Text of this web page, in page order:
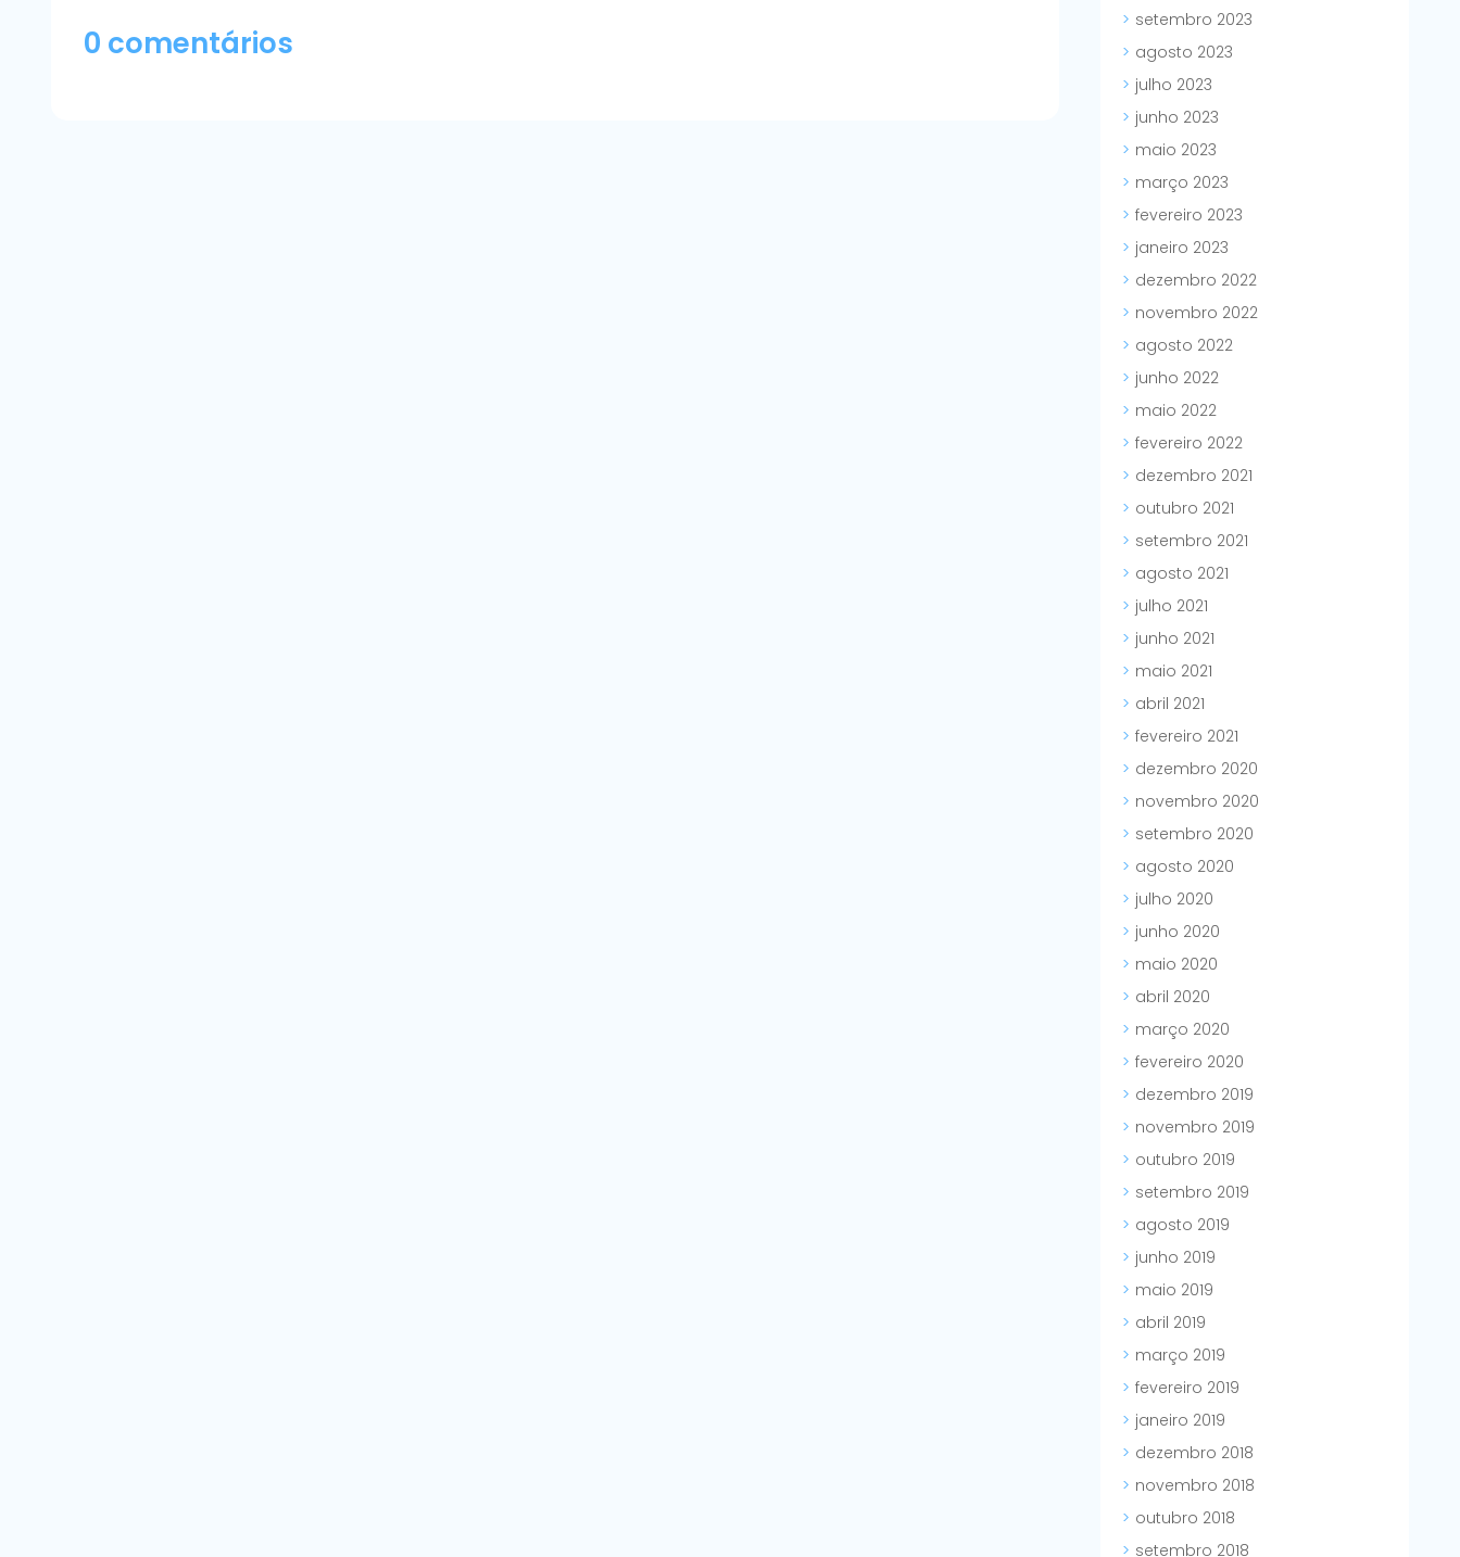
0 comentários
setembro 2023
agosto 2023
julho 2023
junho 2023
maio 2023
março 2023
fevereiro 2023
janeiro 2023
dezembro 2022
novembro 2022
agosto 2022
junho 2022
maio 2022
fevereiro 2022
dezembro 2021
outubro 2021
setembro 2021
agosto 2021
julho 2021
junho 2021
maio 2021
abril 2021
fevereiro 2021
dezembro 2020
novembro 2020
setembro 2020
agosto 2020
julho 2020
junho 2020
maio 2020
abril 2020
março 2020
fevereiro 2020
dezembro 2019
novembro 2019
outubro 2019
setembro 2019
agosto 2019
junho 2019
maio 2019
abril 2019
março 2019
fevereiro 2019
janeiro 2019
dezembro 2018
novembro 2018
outubro 2018
setembro 2018